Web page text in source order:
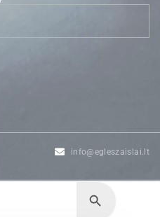
info@egleszaislai.lt